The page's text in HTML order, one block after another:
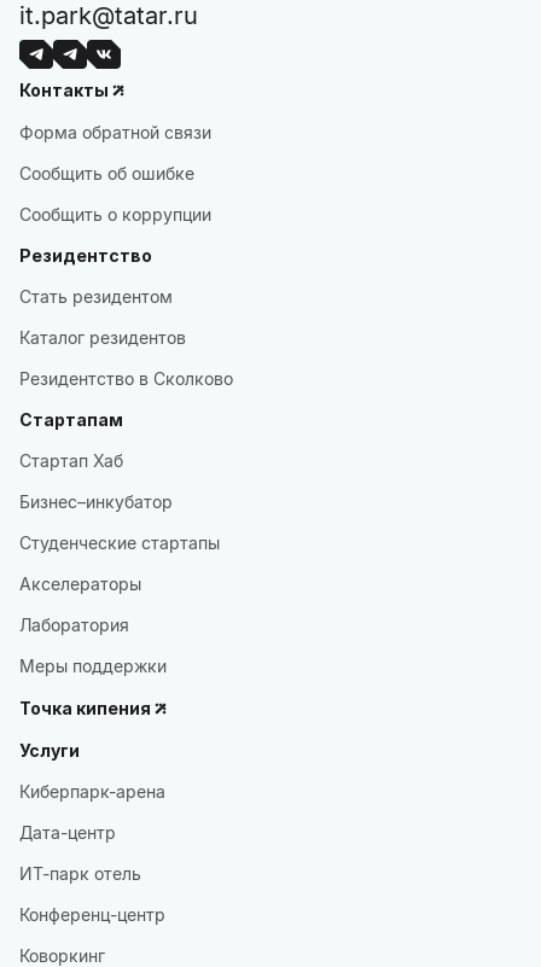
it.park@tatar.ru
Контакты
Форма обратной связи
Сообщить об ошибке
Сообщить о коррупции
Резидентство
Стать резидентом
Каталог резидентов
Резидентство в Сколково
Стартапам
Стартап Хаб
Бизнес–инкубатор
Студенческие стартапы
Акселераторы
Лаборатория
Меры поддержки
Точка кипения
Услуги
Киберпарк-арена
Дата-центр
ИТ-парк отель
Конференц-центр
Коворкинг